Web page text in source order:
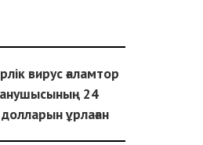
вирус ғаламтор
24
ұрлаған